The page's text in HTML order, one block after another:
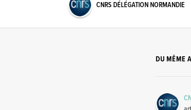
CNRS DÉLÉGATION NORMANDIE
DU MÊME